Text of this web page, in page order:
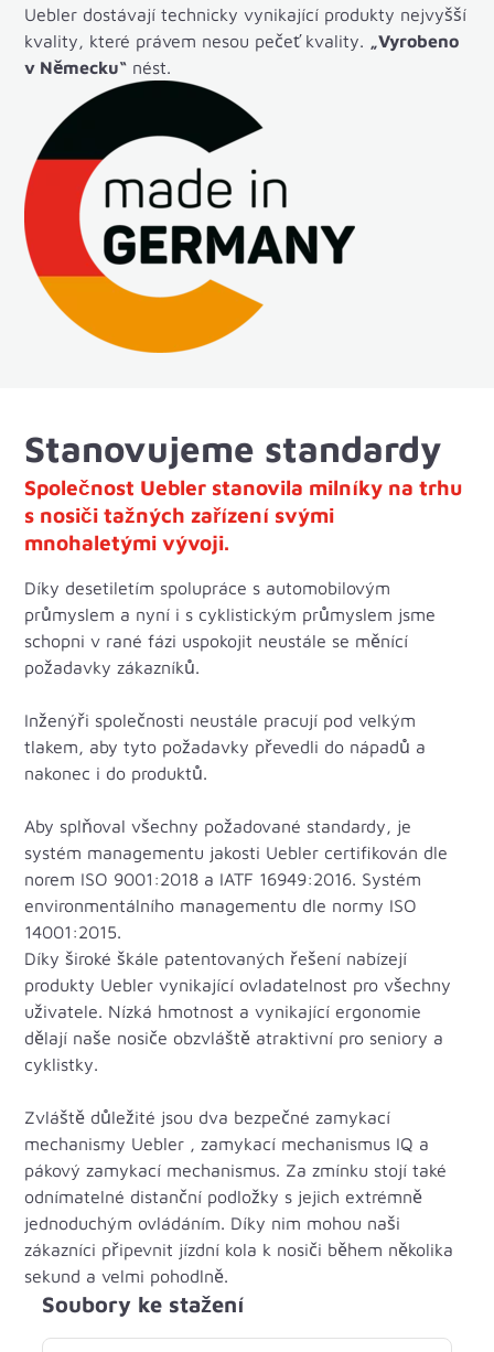
Uebler dostávají technicky vynikající produkty nejvyšší
kvality, které právem nesou pečeť kvality. „Vyrobeno
v Německu“ nést.
Stanovujeme standardy
Společnost Uebler stanovila milníky na trhu
s nosiči tažných zařízení svými
mnohaletými vývoji.
Díky desetiletím spolupráce s automobilovým
průmyslem a nyní i s cyklistickým průmyslem jsme
schopni v rané fázi uspokojit neustále se měnící
požadavky zákazníků.
Inženýři společnosti neustále pracují pod velkým
tlakem, aby tyto požadavky převedli do nápadů a
nakonec i do produktů.
Aby splňoval všechny požadované standardy, je
systém managementu jakosti Uebler certifikován dle
norem ISO 9001:2018 a IATF 16949:2016. Systém
environmentálního managementu dle normy ISO
14001:2015.
Díky široké škále patentovaných řešení nabízejí
produkty Uebler vynikající ovladatelnost pro všechny
uživatele. Nízká hmotnost a vynikající ergonomie
dělají naše nosiče obzvláště atraktivní pro seniory a
cyklistky.
Zvláště důležité jsou dva bezpečné zamykací
mechanismy Uebler , zamykací mechanismus IQ a
pákový zamykací mechanismus. Za zmínku stojí také
odnímatelné distanční podložky s jejich extrémně
jednoduchým ovládáním. Díky nim mohou naši
zákazníci připevnit jízdní kola k nosiči během několika
sekund a velmi pohodlně.
Soubory ke stažení